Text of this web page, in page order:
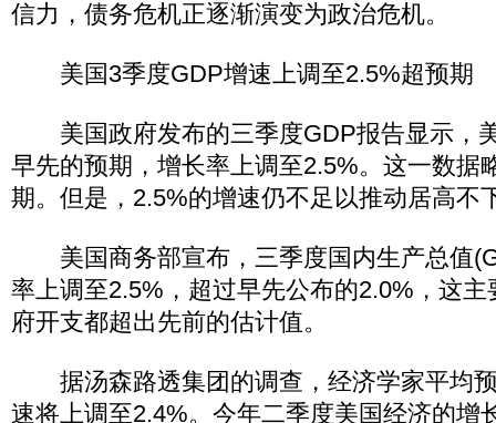
信力，债务危机正逐渐演变为政治危机。
美国3季度GDP增速上调至2.5%超预期
美国政府发布的三季度GDP报告显示，
早先的预期，增长率上调至2.5%。这一数据
期。但是，2.5%的增速仍不足以推动居高不
美国商务部宣布，三季度国内生产总值
率上调至2.5%，超过早先公布的2.0%，这
府开支都超出先前的估计值。
据汤森路透集团的调查，经济学家平均
速将上调至2.4%。今年二季度美国经济的增